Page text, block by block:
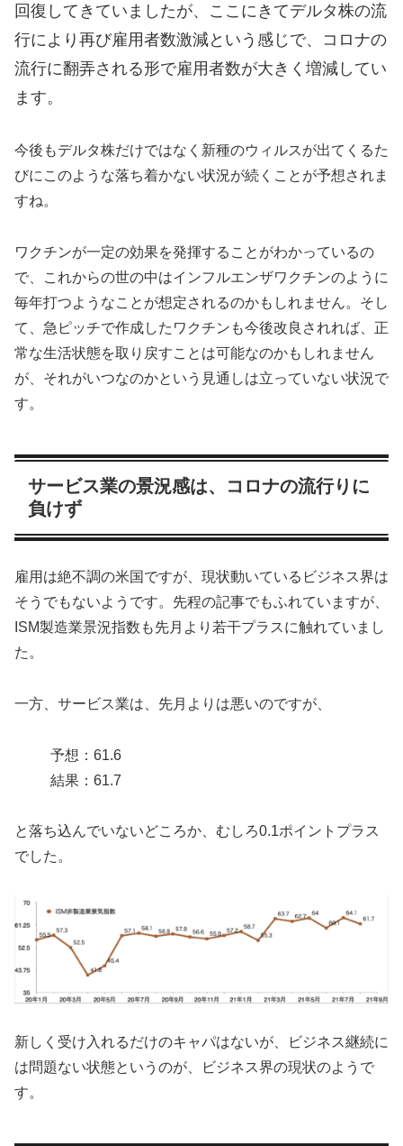
回復してきていましたが、ここにきてデルタ株の流
行により再び雇用者数激減という感じで、コロナの
流行に翻弄される形で雇用者数が大きく増減してい
ます。
今後もデルタ株だけではなく新種のウィルスが出てくるた
びにこのような落ち着かない状況が続くことが予想されま
すね。
ワクチンが一定の効果を発揮することがわかっているの
で、これからの世の中はインフルエンザワクチンのように
毎年打つようなことが想定されるのかもしれません。そし
て、急ピッチで作成したワクチンも今後改良されれば、正
常な生活状態を取り戻すことは可能なのかもしれません
が、それがいつなのかという見通しは立っていない状況で
す。
サービス業の景況感は、コロナの流行りに
負けず
雇用は絶不調の米国ですが、現状動いているビジネス界は
そうでもないようです。先程の記事でもふれていますが、
ISM製造業景況指数も先月より若干プラスに触れていまし
た。
一方、サービス業は、先月よりは悪いのですが、
予想：61.6
結果：61.7
と落ち込んでいないどころか、むしろ0.1ポイントプラス
でした。
新しく受け入れるだけのキャパはないが、ビジネス継続に
は問題ない状態というのが、ビジネス界の現状のようで
す。